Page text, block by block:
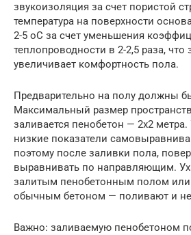
звукоизоляция за счет пористой
температура на поверхности
2-5 оС за счет уменьшения
теплопроводности в 2-2,5 раза, что
увеличивает комфортность пола.
Предварительно на полу должны
Максимальный размер
заливается пенобетон — 2х2
низкие показатели
поэтому после заливки пола,
выравнивать по направляющим.
залитым пенобетонным полом
обычным бетоном — поливают и
Важно: заливаемую пенобетоном